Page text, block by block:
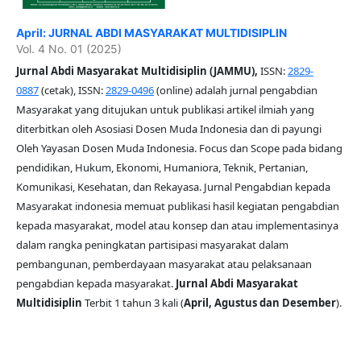
April: JURNAL ABDI MASYARAKAT MULTIDISIPLIN
Vol. 4 No. 01 (2025)
Jurnal Abdi Masyarakat Multidisiplin (JAMMU), ISSN:2829-
0887(cetak), ISSN:2829-0496(online) adalah jurnal pengabdian
Masyarakat yang ditujukan untuk publikasi artikel ilmiah yang
diterbitkan oleh Asosiasi Dosen Muda Indonesia dan di payungi
Oleh Yayasan Dosen Muda Indonesia. Focus dan Scope pada bidang
pendidikan, Hukum, Ekonomi, Humaniora, Teknik, Pertanian,
Komunikasi, Kesehatan, dan Rekayasa. Jurnal Pengabdian kepada
Masyarakat indonesia memuat publikasi hasil kegiatan pengabdian
kepada masyarakat, model atau konsep dan atau implementasinya
dalam rangka peningkatan partisipasi masyarakat dalam
pembangunan, pemberdayaan masyarakat atau pelaksanaan
pengabdian kepada masyarakat. Jurnal Abdi Masyarakat
Multidisiplin Terbit 1 tahun 3 kali (April, Agustus dan Desember).